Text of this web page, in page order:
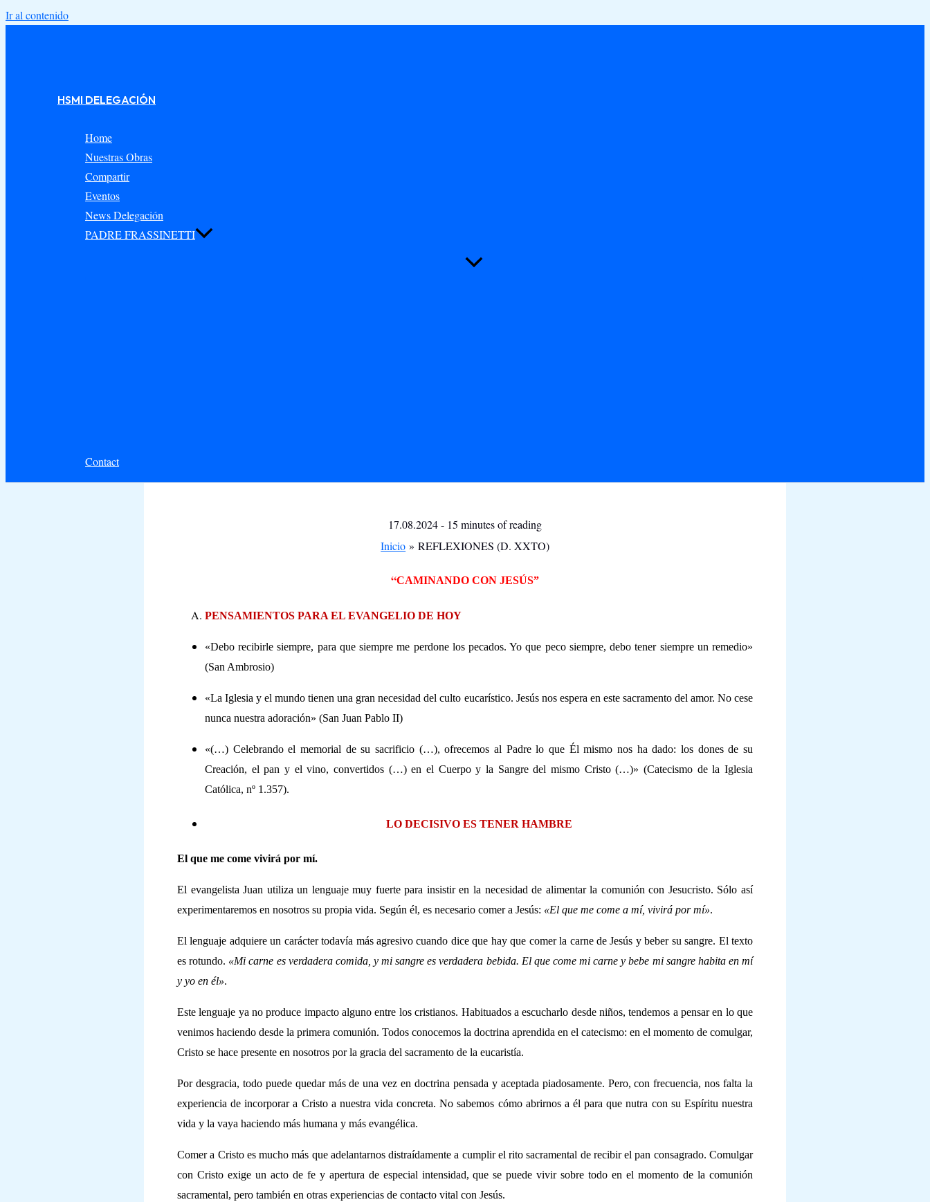
Ir al contenido
HSMI DELEGACIÓN
Home
Nuestras Obras
Compartir
Eventos
News Delegación
PADRE FRASSINETTI
Contact
17.08.2024- 15 minutes of reading
Inicio
REFLEXIONES (D. XXTO)
“CAMINANDO CON JESÚS”
PENSAMIENTOS PARA EL EVANGELIO DE HOY
«Debo recibirle siempre, para que siempre me perdone los pecados. Yo que peco siempre, debo tener siempre un remedio»
(San Ambrosio)
«La Iglesia y el mundo tienen una gran necesidad del culto eucarístico. Jesús nos espera en este sacramento del amor. No cese
nunca nuestra adoración» (San Juan Pablo II)
«(…) Celebrando el memorial de su sacrificio (…), ofrecemos al Padre lo que Él mismo nos ha dado: los dones de su
Creación, el pan y el vino, convertidos (…) en el Cuerpo y la Sangre del mismo Cristo (…)» (Catecismo de la Iglesia
Católica, nº 1.357).
LO DECISIVO ES TENER HAMBRE
El que me come vivirá por mí.
El evangelista Juan utiliza un lenguaje muy fuerte para insistir en la necesidad de alimentar la comunión con Jesucristo. Sólo así
experimentaremos en nosotros su propia vida. Según él, es necesario comer a Jesús: «El que me come a mí, vivirá por mí».
El lenguaje adquiere un carácter todavía más agresivo cuando dice que hay que comer la carne de Jesús y beber su sangre. El texto
es rotundo. «Mi carne es verdadera comida, y mi sangre es verdadera bebida. El que come mi carne y bebe mi sangre habita en mí
y yo en él».
Este lenguaje ya no produce impacto alguno entre los cristianos. Habituados a escucharlo desde niños, tendemos a pensar en lo que
venimos haciendo desde la primera comunión. Todos conocemos la doctrina aprendida en el catecismo: en el momento de comulgar,
Cristo se hace presente en nosotros por la gracia del sacramento de la eucaristía.
Por desgracia, todo puede quedar más de una vez en doctrina pensada y aceptada piadosamente. Pero, con frecuencia, nos falta la
experiencia de incorporar a Cristo a nuestra vida concreta. No sabemos cómo abrirnos a él para que nutra con su Espíritu nuestra
vida y la vaya haciendo más humana y más evangélica.
Comer a Cristo es mucho más que adelantarnos distraídamente a cumplir el rito sacramental de recibir el pan consagrado. Comulgar
con Cristo exige un acto de fe y apertura de especial intensidad, que se puede vivir sobre todo en el momento de la comunión
sacramental, pero también en otras experiencias de contacto vital con Jesús.